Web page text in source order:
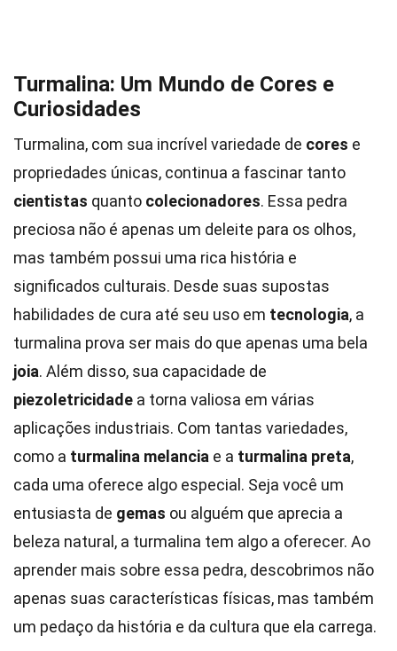
Turmalina: Um Mundo de Cores e
Curiosidades
Turmalina, com sua incrível variedade de cores e
propriedades únicas, continua a fascinar tanto
cientistas quanto colecionadores. Essa pedra
preciosa não é apenas um deleite para os olhos,
mas também possui uma rica história e
significados culturais. Desde suas supostas
habilidades de cura até seu uso em tecnologia, a
turmalina prova ser mais do que apenas uma bela
joia. Além disso, sua capacidade de
piezoletricidade a torna valiosa em várias
aplicações industriais. Com tantas variedades,
como a turmalina melancia e a turmalina preta,
cada uma oferece algo especial. Seja você um
entusiasta de gemas ou alguém que aprecia a
beleza natural, a turmalina tem algo a oferecer. Ao
aprender mais sobre essa pedra, descobrimos não
apenas suas características físicas, mas também
um pedaço da história e da cultura que ela carrega.